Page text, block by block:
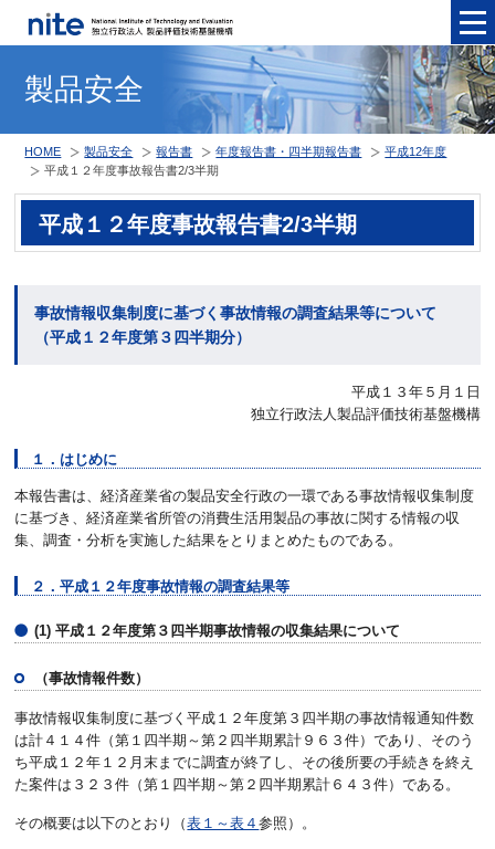
製品安全
HOME 製品安全 報告書 年度報告書・四半期報告書
平成12年度
平成１２年度事故報告書2/3半期
平成１２年度事故報告書2/3半期
事故情報収集制度に基づく事故情報の調査結果等について
（平成１２年度第３四半期分）
平成１３年５月１日
独立行政法人製品評価技術基盤機構
１．はじめに
本報告書は、経済産業省の製品安全行政の一環である事故情報収集制度
に基づき、経済産業省所管の消費生活用製品の事故に関する情報の収
集、調査・分析を実施した結果をとりまとめたものである。
２．平成１２年度事故情報の調査結果等
(1) 平成１２年度第３四半期事故情報の収集結果について
（事故情報件数）
事故情報収集制度に基づく平成１２年度第３四半期の事故情報通知件数
は計４１４件（第１四半期～第２四半期累計９６３件）であり、そのう
ち平成１２年１２月末までに調査が終了し、その後所要の手続きを終え
た案件は３２３件（第１四半期～第２四半期累計６４３件）である。
その概要は以下のとおり（表１～表４参照）。